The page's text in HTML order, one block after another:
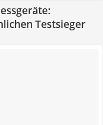
Testsieger